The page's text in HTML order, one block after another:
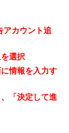
アカウント追
選択
情報を入力す
「決定して進